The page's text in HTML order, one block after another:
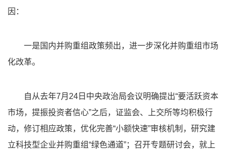
因：
一是国内并购重组政策频出，进一步深化并购重组市场
化改革。
自从去年7月24日中央政治局会议明确提出“要活跃资本
市场，提振投资者信心”之后，证监会、上交所等均积极行
动，修订相应政策，优化完善“小额快速”审核机制，研究建
立科技型企业并购重组“绿色通道”；召开专题研讨会，就上